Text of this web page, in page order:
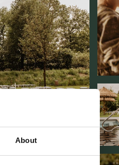
About